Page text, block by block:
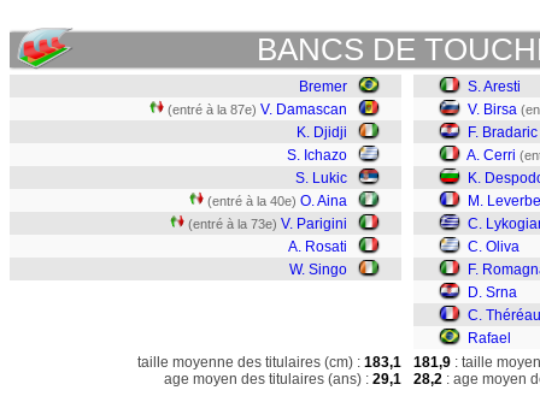
BANCS DE
Bremer
(entré à la 87e) V. Damascan
K. Djidji
S. Ichazo
S. Lukic
(entré à la 40e) O. Aina
(entré à la 73e) V. Parigini
A. Rosati
W. Singo
S. Aresti
V. Birsa
F. Bradaric
A. Cerri
K.
M. Leverbe
C.
C. Oliva
F.
D. Srna
C. Théréau
Rafael
taille moyenne des titulaires (cm) : 183,1
age moyen des titulaires (ans) : 29,1
181,9 : taille
28,2 : age moyen